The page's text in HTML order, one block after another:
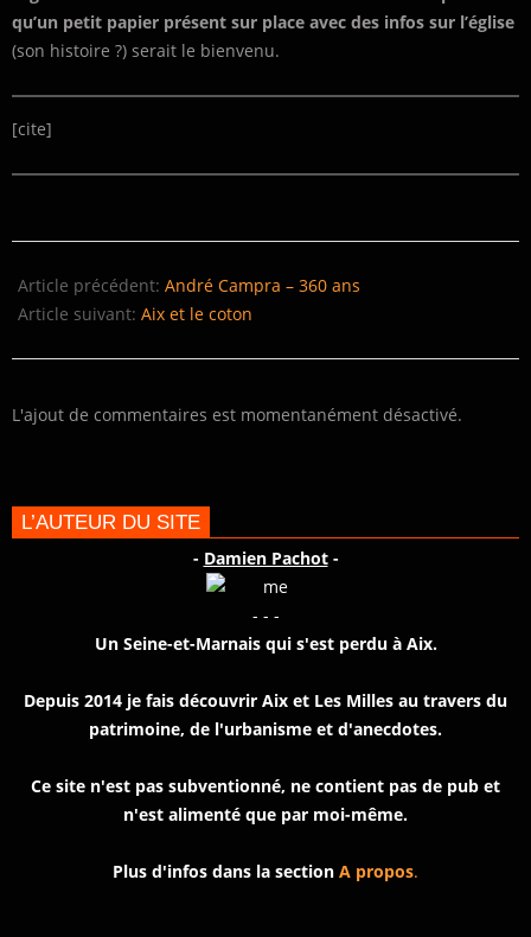
qu’un petit papier présent sur place avec des infos sur l’église
(son histoire ?) serait le bienvenu.
[cite]
12-
11
Article précédent: André Campra – 360 ans
Article suivant: Aix et le coton
L'ajout de commentaires est momentanément désactivé.
L’AUTEUR DU SITE
- Damien Pachot-
- - -
Un Seine-et-Marnais qui s'est perdu à Aix.
Depuis 2014 je fais découvrir Aix et Les Milles au travers du
patrimoine, de l'urbanisme et d'anecdotes.
Ce site n'est pas subventionné, ne contient pas de pub et
n'est alimenté que par moi-même.
Plus d'infos dans la section A propos.